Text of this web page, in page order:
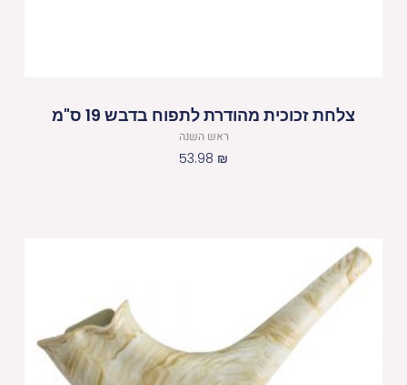
צלחת זכוכית מהודרת לתפוח בדבש 19 ס"מ
ראש השנה
53.98 ₪